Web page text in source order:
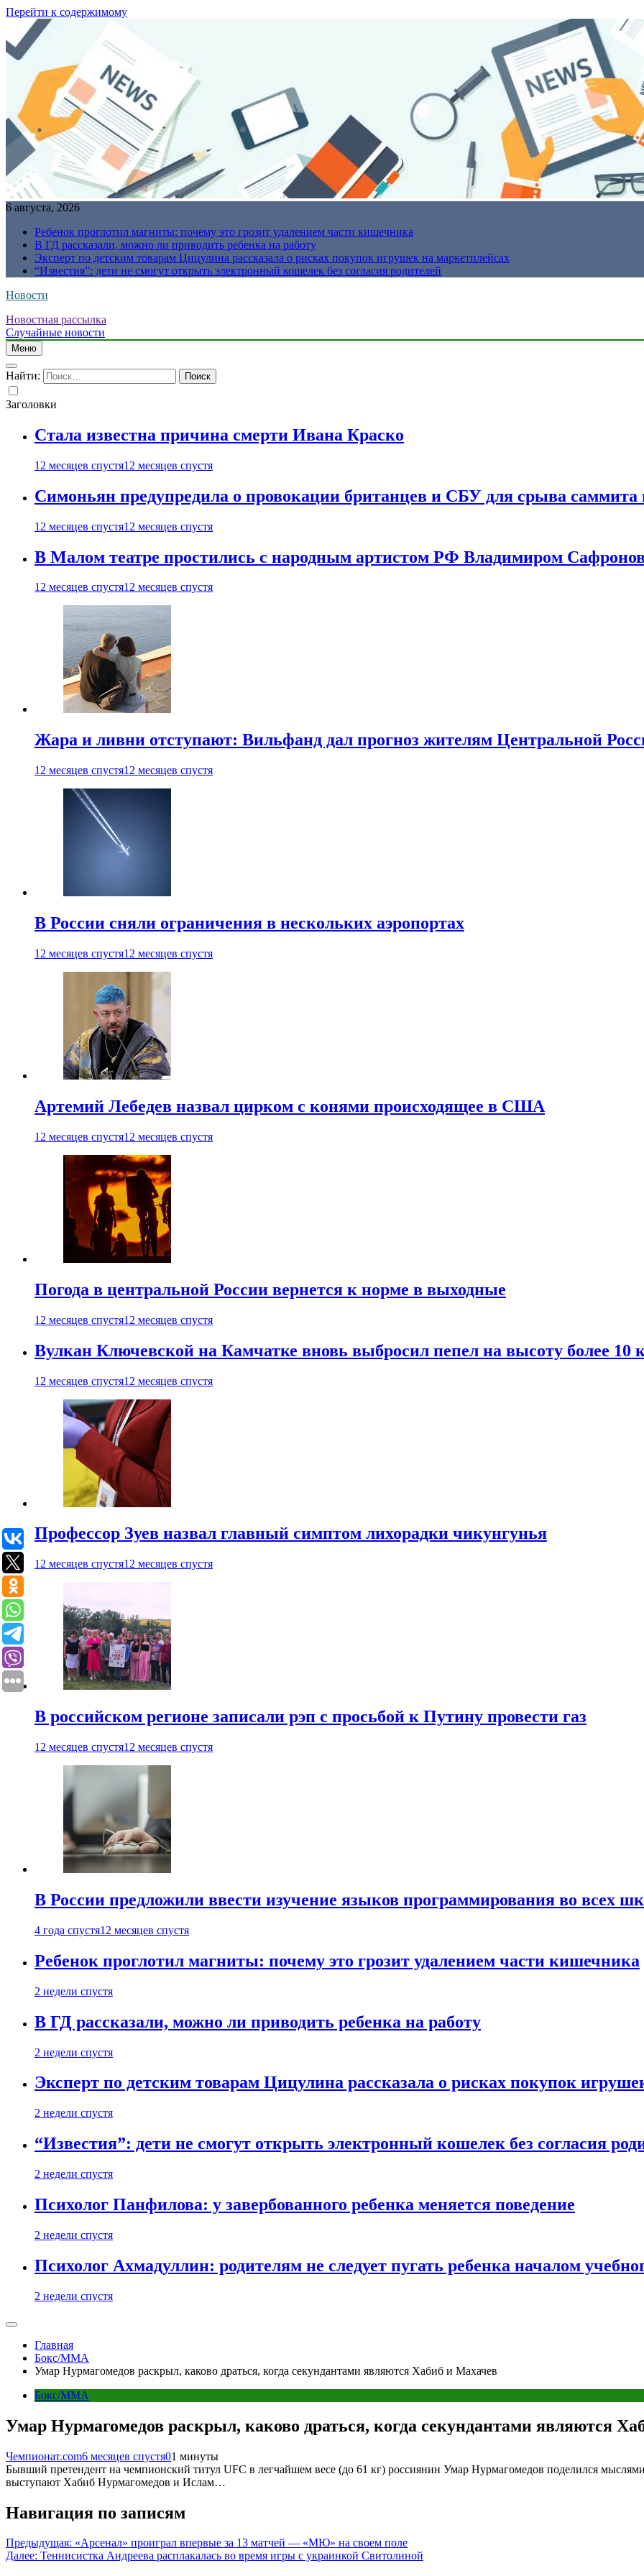
Перейти к содержимому
6 августа, 2026
Ребенок проглотил магниты: почему это грозит удалением части кишечника
В ГД рассказали, можно ли приводить ребенка на работу
Эксперт по детским товарам Цицулина рассказала о рисках покупок игрушек на маркетплейсах
“Известия”: дети не смогут открыть электронный кошелек без согласия родителей
Новости
Новостная рассылка
Случайные новости
Меню
Найти:
Заголовки
Стала известна причина смерти Ивана Краско
12 месяцев спустя12 месяцев спустя
Симоньян предупредила о провокации британцев и СБУ для срыва саммита
12 месяцев спустя12 месяцев спустя
В Малом театре простились с народным артистом РФ Владимиром
12 месяцев спустя12 месяцев спустя
Жара и ливни отступают: Вильфанд дал прогноз жителям Центральной
12 месяцев спустя12 месяцев спустя
В России сняли ограничения в нескольких аэропортах
12 месяцев спустя12 месяцев спустя
Артемий Лебедев назвал цирком с конями происходящее в США
12 месяцев спустя12 месяцев спустя
Погода в центральной России вернется к норме в выходные
12 месяцев спустя12 месяцев спустя
Вулкан Ключевской на Камчатке вновь выбросил пепел на высоту более 10
12 месяцев спустя12 месяцев спустя
Профессор Зуев назвал главный симптом лихорадки чикунгунья
12 месяцев спустя12 месяцев спустя
В российском регионе записали рэп с просьбой к Путину провести газ
12 месяцев спустя12 месяцев спустя
В России предложили ввести изучение языков программирования во всех
4 года спустя12 месяцев спустя
Ребенок проглотил магниты: почему это грозит удалением части кишечника
2 недели спустя
В ГД рассказали, можно ли приводить ребенка на работу
2 недели спустя
Эксперт по детским товарам Цицулина рассказала о рисках покупок
2 недели спустя
“Известия”: дети не смогут открыть электронный кошелек без согласия
2 недели спустя
Психолог Панфилова: у завербованного ребенка меняется поведение
2 недели спустя
Психолог Ахмадуллин: родителям не следует пугать ребенка началом
2 недели спустя
Главная
Бокс/MMA
Умар Нурмагомедов раскрыл, каково драться, когда секундантами являются Хабиб и Махачев
Бокс/MMA
Умар Нурмагомедов раскрыл, каково драться, когда секундантами являются
Чемпионат.com6 месяцев спустя01 минуты
Бывший претендент на чемпионский титул UFC в легчайшем весе (до 61 кг) россиянин Умар Нурмагомедов поделился мыслями
выступают Хабиб Нурмагомедов и Ислам…
Навигация по записям
Предыдущая: «Арсенал» проиграл впервые за 13 матчей — «МЮ» на своем поле
Далее: Теннисистка Андреева расплакалась во время игры с украинкой Свитолиной